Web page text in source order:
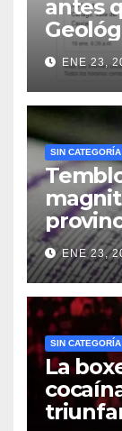
antes
ENE 23,
SIN CATEGORÍA
ENE 23,
SIN CATEGORÍA
La